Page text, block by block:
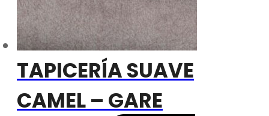
TAPICERÍA SUAVE
CAMEL – GARE